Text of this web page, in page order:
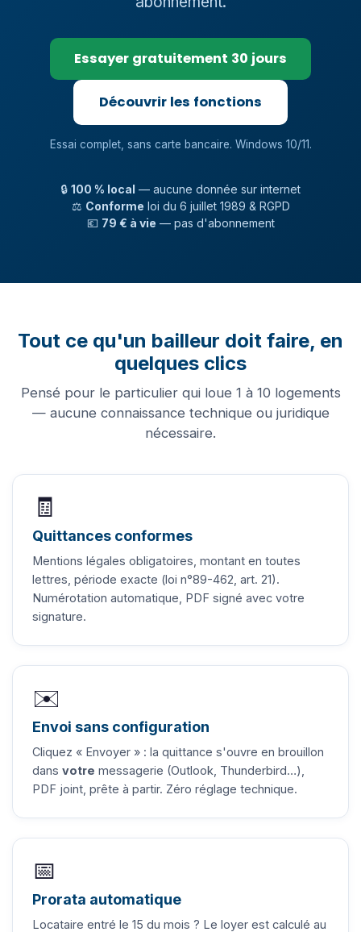
Essayer gratuitement 30 jours
Découvrir les fonctions
Essai complet, sans carte bancaire. Windows 10/11.
🔒 100 % local — aucune donnée sur internet
⚖️ Conforme loi du 6 juillet 1989 & RGPD
💶 79 € à vie — pas d'abonnement
Tout ce qu'un bailleur doit faire, en
quelques clics
Pensé pour le particulier qui loue 1 à 10 logements
— aucune connaissance technique ou juridique
nécessaire.
🧾
Quittances conformes
Mentions légales obligatoires, montant en toutes
lettres, période exacte (loi n°89-462, art. 21).
Numérotation automatique, PDF signé avec votre
signature.
✉️
Envoi sans configuration
Cliquez « Envoyer » : la quittance s'ouvre en brouillon
dans votre messagerie (Outlook, Thunderbird…),
PDF joint, prête à partir. Zéro réglage technique.
📅
Prorata automatique
Locataire entré le 15 du mois ? Le loyer est calculé au